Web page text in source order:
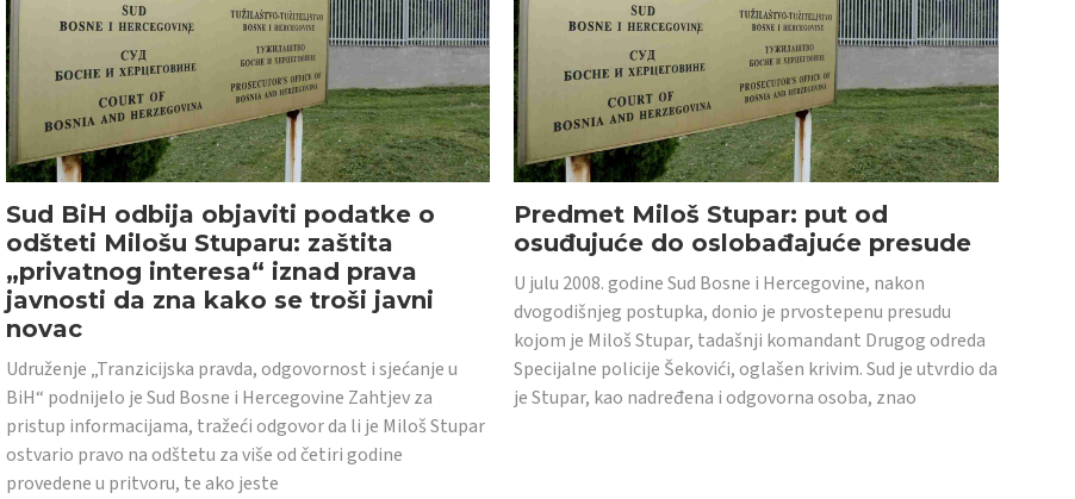
Sud BiH odbija objaviti podatke o
odšteti Milošu Stuparu: zaštita
„privatnog interesa“ iznad prava
javnosti da zna kako se troši javni
novac
Udruženje „Tranzicijska pravda, odgovornost i sjećanje u
BiH“ podnijelo je Sud Bosne i Hercegovine Zahtjev za
pristup informacijama, tražeći odgovor da li je Miloš Stupar
ostvario pravo na odštetu za više od četiri godine
provedene u pritvoru, te ako jeste
Predmet Miloš Stupar: put od
osuđujuće do oslobađajuće presude
U julu 2008. godine Sud Bosne i Hercegovine, nakon
dvogodišnjeg postupka, donio je prvostepenu presudu
kojom je Miloš Stupar, tadašnji komandant Drugog odreda
Specijalne policije Šekovići, oglašen krivim. Sud je utvrdio da
je Stupar, kao nadređena i odgovorna osoba, znao